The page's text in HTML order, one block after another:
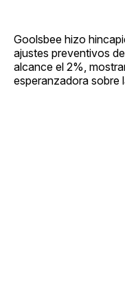
Goolsbee hizo
ajustes preventivos
alcance el 2%,
esperanzadora sobre